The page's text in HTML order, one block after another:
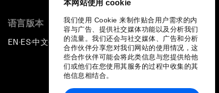
本网站使用 cookie
我们使用 Cookie 来制作贴合用户需求的内
容与广告、提供社交媒体功能以及分析我们
的流量。我们还会与社交媒体、广告和分析
合作伙伴分享您对我们网站的使用情况，这
些合作伙伴可能会将此类信息与您提供给他
们或他们在您使用其服务的过程中收集的其
他信息相结合。
语言版本
EN ▪ES▪中文▪ 日本語